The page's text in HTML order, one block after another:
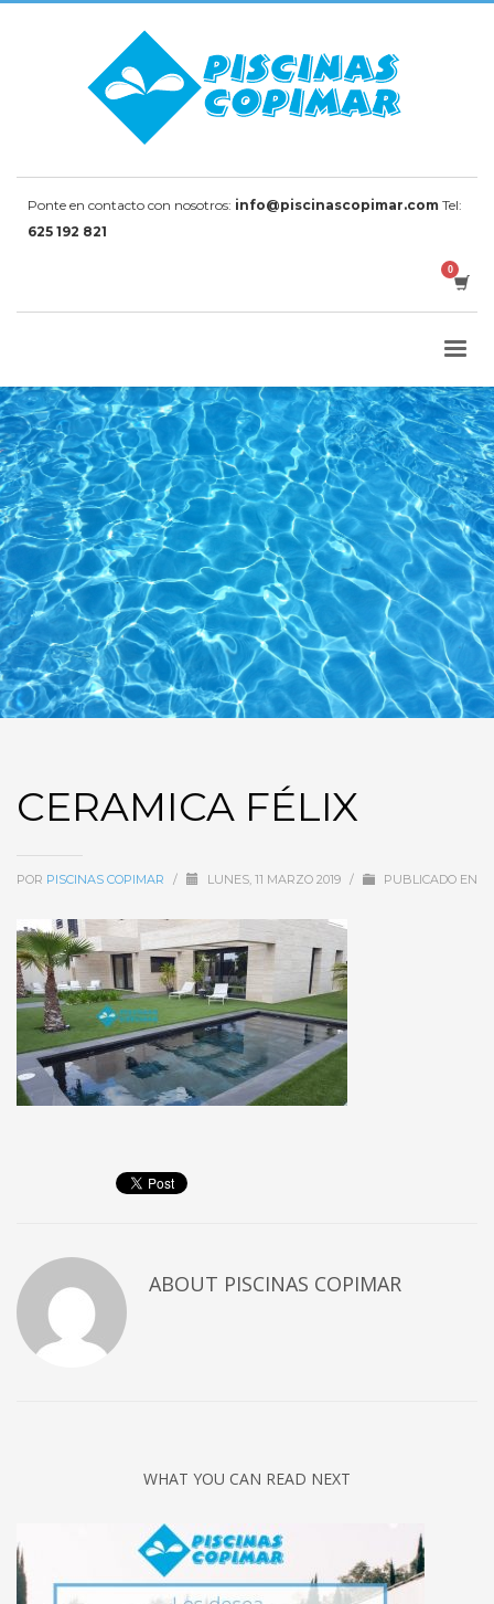
Ponte en contacto con nosotros: info@piscinascopimar.com Tel:
625 192 821
CERAMICA FÉLIX
POR PISCINAS COPIMAR / LUNES, 11 MARZO 2019 / PUBLICADO EN
ABOUT PISCINAS COPIMAR
WHAT YOU CAN READ NEXT